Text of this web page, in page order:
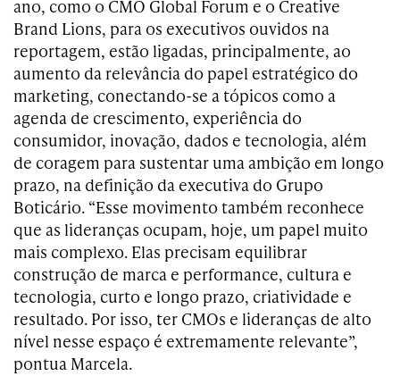
ano, como o CMO Global Forum e o Creative
Brand Lions, para os executivos ouvidos na
reportagem, estão ligadas, principalmente, ao
aumento da relevância do papel estratégico do
marketing, conectando-se a tópicos como a
agenda de crescimento, experiência do
consumidor, inovação, dados e tecnologia, além
de coragem para sustentar uma ambição em longo
prazo, na definição da executiva do Grupo
Boticário. “Esse movimento também reconhece
que as lideranças ocupam, hoje, um papel muito
mais complexo. Elas precisam equilibrar
construção de marca e performance, cultura e
tecnologia, curto e longo prazo, criatividade e
resultado. Por isso, ter CMOs e lideranças de alto
nível nesse espaço é extremamente relevante”,
pontua Marcela.